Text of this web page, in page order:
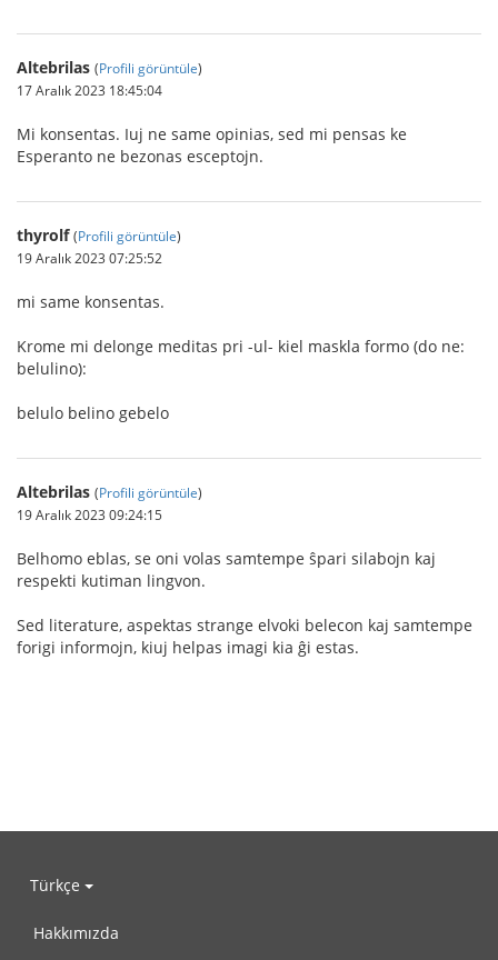
Altebrilas (Profili görüntüle)
17 Aralık 2023 18:45:04
Mi konsentas. Iuj ne same opinias, sed mi pensas ke
Esperanto ne bezonas esceptojn.
thyrolf (Profili görüntüle)
19 Aralık 2023 07:25:52
mi same konsentas.
Krome mi delonge meditas pri -ul- kiel maskla formo (do ne:
belulino):
belulo belino gebelo
Altebrilas (Profili görüntüle)
19 Aralık 2023 09:24:15
Belhomo eblas, se oni volas samtempe ŝpari silabojn kaj
respekti kutiman lingvon.
Sed literature, aspektas strange elvoki belecon kaj samtempe
forigi informojn, kiuj helpas imagi kia ĝi estas.
Türkçe
Hakkımızda